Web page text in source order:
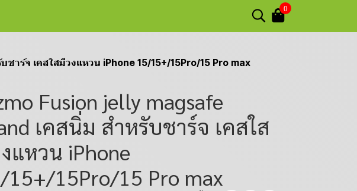
0
าร์จ เคสใสมีวงแหวน iPhone 15/15+/15Pro/15 Pro max
Fusion jelly magsafe
เคสนิ่ม สำหรับชาร์จ เคสใส
แหวน iPhone
15+/15Pro/15 Pro max